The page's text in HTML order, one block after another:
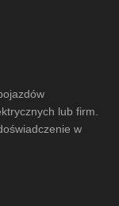
lub firm.
w